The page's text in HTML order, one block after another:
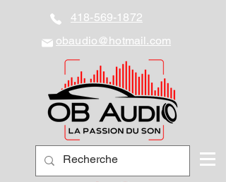
418-569-1872
obaudio@hotmail.com